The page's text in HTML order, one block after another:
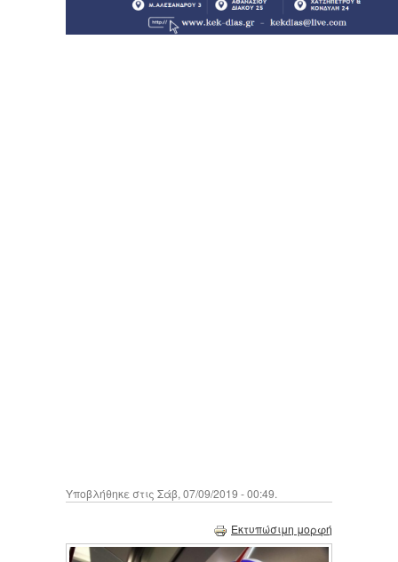
Υποβλήθηκε στις Σάβ, 07/09/2019 - 00:49.
Εκτυπώσιμη μορφή